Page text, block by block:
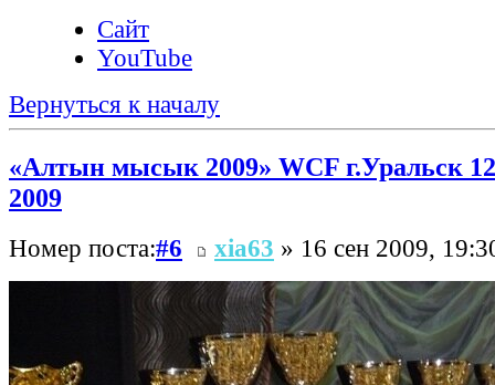
Сайт
YouTube
Вернуться к началу
«Алтын мысык 2009» WCF г.Уральск
2009
Номер поста:#6 xia63 » 16 сен 2009,